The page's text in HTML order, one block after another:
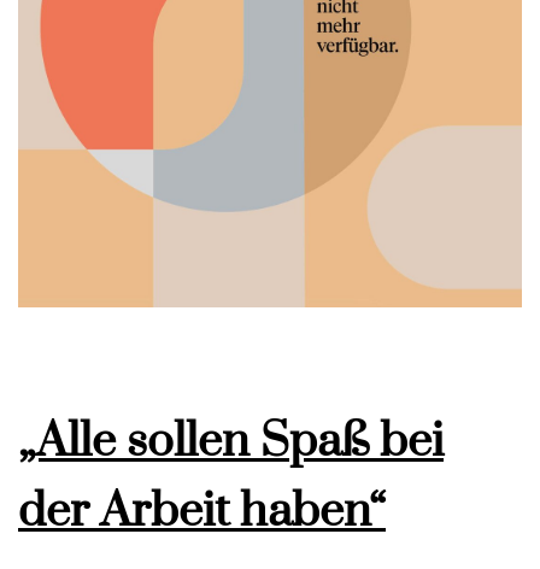
„Alle sollen Spaß bei
der Arbeit haben“